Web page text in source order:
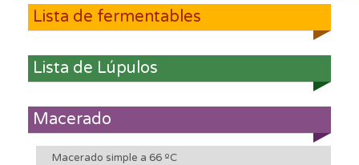
Lista de fermentables
Lista de Lúpulos
Macerado
Macerado simple a 66 ºC